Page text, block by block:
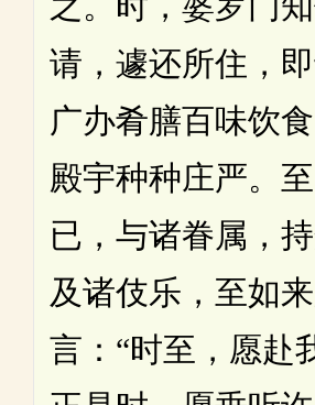
请，遽还所住，
广办肴膳百味饮
殿宇种种庄严。
已，与诸眷属，
及诸伎乐，至如
言：“时至，愿赴